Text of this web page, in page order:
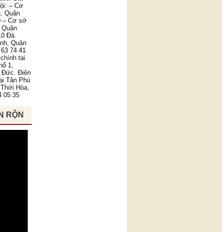
– Cơ
Quận
– Cơ sở
Đà
Quận
74 41
tại
1,
Đức. Điện
Tân Phú
Hòa,
05 35
RỘN